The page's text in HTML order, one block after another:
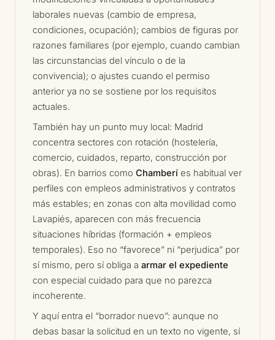
laborales nuevas (cambio de empresa,
condiciones, ocupación); cambios de figuras por
razones familiares (por ejemplo, cuando cambian
las circunstancias del vínculo o de la
convivencia); o ajustes cuando el permiso
anterior ya no se sostiene por los requisitos
actuales.
También hay un punto muy local: Madrid
concentra sectores con rotación (hostelería,
comercio, cuidados, reparto, construcción por
obras). En barrios como Chamberí es habitual ver
perfiles con empleos administrativos y contratos
más estables; en zonas con alta movilidad como
Lavapiés, aparecen con más frecuencia
situaciones híbridas (formación + empleos
temporales). Eso no “favorece” ni “perjudica” por
sí mismo, pero sí obliga a armar el expediente
con especial cuidado para que no parezca
incoherente.
Y aquí entra el “borrador nuevo”: aunque no
debas basar la solicitud en un texto no vigente, sí